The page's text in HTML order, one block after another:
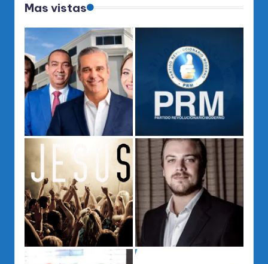
Mas vistas